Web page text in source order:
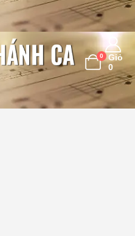
0
Giỏ
0